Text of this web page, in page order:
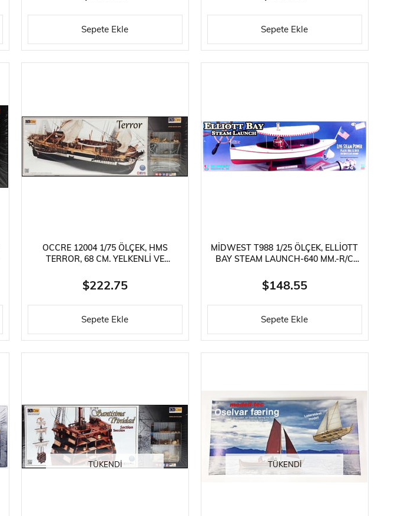
Sepete Ekle Sepete Ekle
OCCRE 12004 1/75 ÖLÇEK, HMS
TERROR, 68 CM. YELKENLI VE
AHŞAP MODEL KITI
$222.75
Sepete Ekle
MIDWEST T988 1/25 ÖLÇEK, ELLIOTT
BAY STEAM LAUNCH-640 MM.-R/C
$148.55
Sepete Ekle
TÜKENDI TÜKENDI